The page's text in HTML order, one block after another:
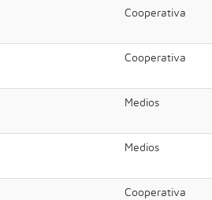
Cooperativa
Cooperativa
Medios
Medios
Cooperativa